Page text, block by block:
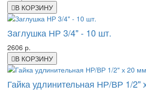
В КОРЗИНУ
Заглушка НР 3/4" - 10 шт.
2606 р.
В КОРЗИНУ
Гайка удлинительная НР/ВР 1/2"